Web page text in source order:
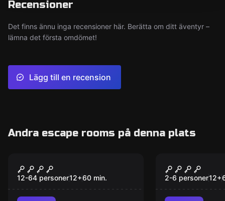
Recensioner
Det finns ännu inga recensioner här. Berätta om ditt äventyr –
lämna det första omdömet!
Lägg till en recension
Andra escape rooms på denna plats
Ny
The Angel of Death
12-64 personer12+60 min.
Dödsängeln
2-6 personer12+